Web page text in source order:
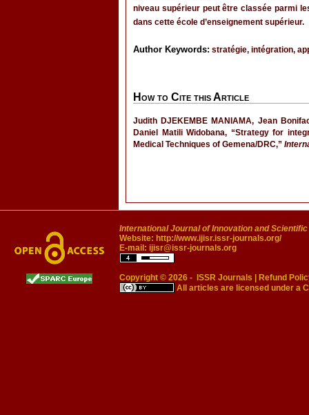
niveau supérieur peut être classée parmi
dans cette école d’enseignement supérieur.
Author Keywords: stratégie, intégration,
How to Cite this Article
Judith DJEKEMBE MANIAMA, Jean
Daniel Matili Widobana, “Strategy for
Medical Techniques of Gemena/DRC,”
International Journal of Innovation and
Website: http://www.ijisr.issr-journals.org/
E-mail: ijisr@issr-journals.org
Copyright © 2026 - ISSR Journals
Refund
All articles are licensed under a